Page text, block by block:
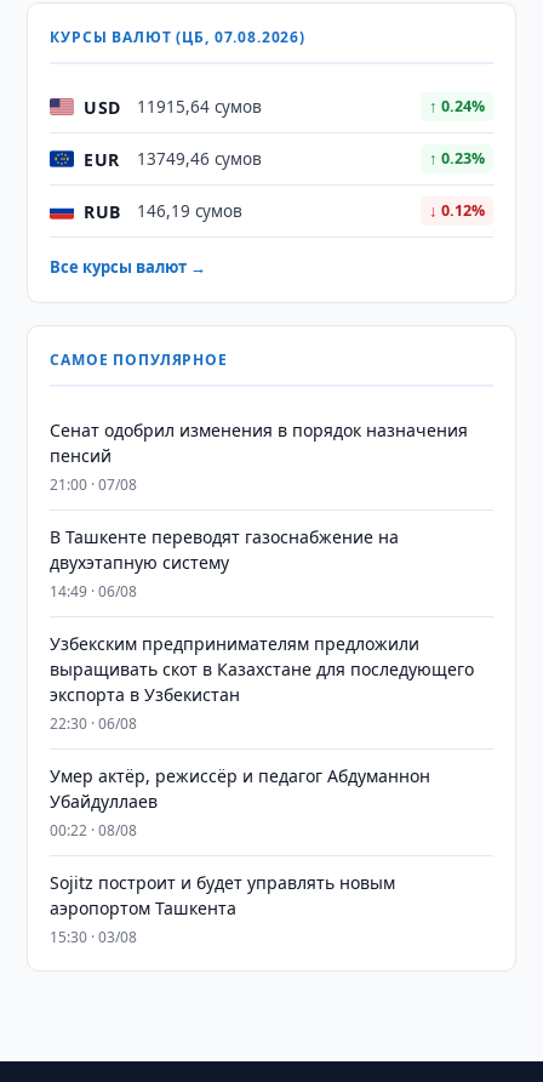
КУРСЫ ВАЛЮТ (ЦБ, 07.08.2026)
USD 11915,64 сумов ↑ 0.24%
EUR 13749,46 сумов ↑ 0.23%
RUB 146,19 сумов ↓ 0.12%
Все курсы валют →
САМОЕ ПОПУЛЯРНОЕ
Сенат одобрил изменения в порядок назначения
пенсий
21:00 · 07/08
В Ташкенте переводят газоснабжение на
двухэтапную систему
14:49 · 06/08
Узбекским предпринимателям предложили
выращивать скот в Казахстане для последующего
экспорта в Узбекистан
22:30 · 06/08
Умер актёр, режиссёр и педагог Абдуманнон
Убайдуллаев
00:22 · 08/08
Sojitz построит и будет управлять новым
аэропортом Ташкента
15:30 · 03/08